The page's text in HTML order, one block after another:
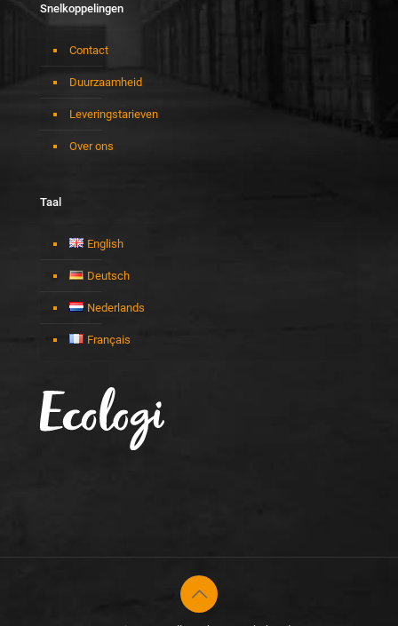
Snelkoppelingen
Contact
Duurzaamheid
Leveringstarieven
Over ons
Taal
English
Deutsch
Nederlands
Français